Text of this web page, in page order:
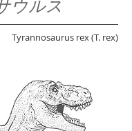
ウルス
Tyrannosaurus rex (T. rex)